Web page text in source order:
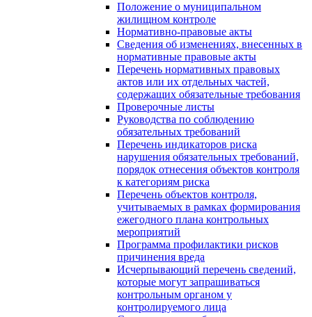
Положение о муниципальном
жилищном контроле
Нормативно-правовые акты
Сведения об изменениях, внесенных в
нормативные правовые акты
Перечень нормативных правовых
актов или их отдельных частей,
содержащих обязательные требования
Проверочные листы
Руководства по соблюдению
обязательных требований
Перечень индикаторов риска
нарушения обязательных требований,
порядок отнесения объектов контроля
к категориям риска
Перечень объектов контроля,
учитываемых в рамках формирования
ежегодного плана контрольных
мероприятий
Программа профилактики рисков
причинения вреда
Исчерпывающий перечень сведений,
которые могут запрашиваться
контрольным органом у
контролируемого лица